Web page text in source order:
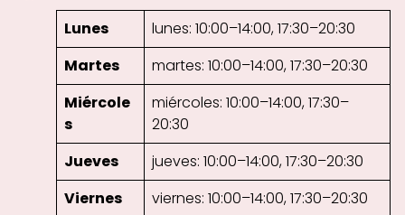
Lunes
lunes: 10:00–14:00, 17:30–20:30
Martes
martes: 10:00–14:00, 17:30–20:30
Miércole
s
miércoles: 10:00–14:00, 17:30–
20:30
Jueves
jueves: 10:00–14:00, 17:30–20:30
Viernes
viernes: 10:00–14:00, 17:30–20:30